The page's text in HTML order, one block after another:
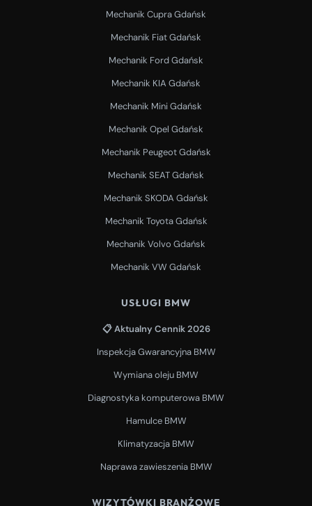
Mechanik Cupra Gdańsk
Mechanik Fiat Gdańsk
Mechanik Ford Gdańsk
Mechanik KIA Gdańsk
Mechanik Mini Gdańsk
Mechanik Opel Gdańsk
Mechanik Peugeot Gdańsk
Mechanik SEAT Gdańsk
Mechanik SKODA Gdańsk
Mechanik Toyota Gdańsk
Mechanik Volvo Gdańsk
Mechanik VW Gdańsk
USŁUGI BMW
📋 Aktualny Cennik 2026
Inspekcja Gwarancyjna BMW
Wymiana oleju BMW
Diagnostyka komputerowa BMW
Hamulce BMW
Klimatyzacja BMW
Naprawa zawieszenia BMW
WIZYTÓWKI BRANŻOWE